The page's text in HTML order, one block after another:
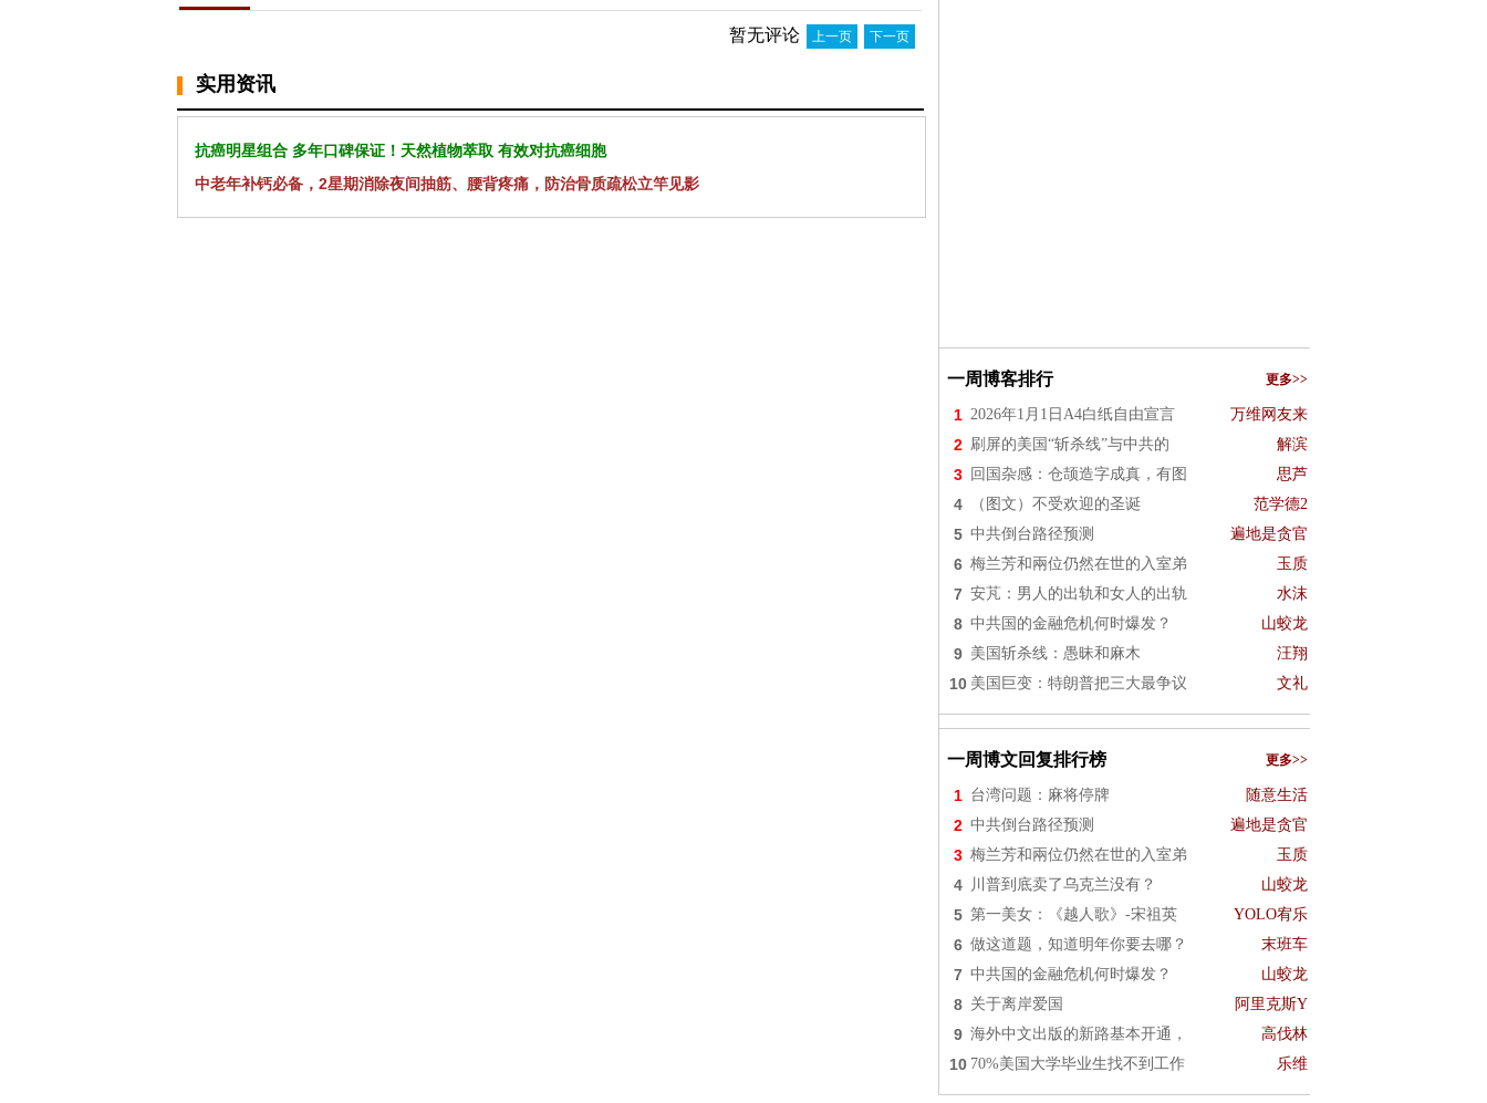
暂无评论 上一页 下一页
实用资讯
抗癌明星组合 多年口碑保证！天然植物萃取 有效对抗癌细胞
中老年补钙必备，2星期消除夜间抽筋、腰背疼痛，防治骨质疏松立竿见影
一周博客排行 更多>>
1 2026年1月1日A4白纸自由宣言 万维网友来
2 刷屏的美国“斩杀线”与中共的 解滨
3 回国杂感：仓颉造字成真，有图 思芦
4 （图文）不受欢迎的圣诞 范学德2
5 中共倒台路径预测 遍地是贪官
6 梅兰芳和兩位仍然在世的入室弟 玉质
7 安芃：男人的出轨和女人的出轨 水沫
8 中共国的金融危机何时爆发？ 山蛟龙
9 美国斩杀线：愚昧和麻木 汪翔
10 美国巨变：特朗普把三大最争议 文礼
一周博文回复排行榜 更多>>
1 台湾问题：麻将停牌 随意生活
2 中共倒台路径预测 遍地是贪官
3 梅兰芳和兩位仍然在世的入室弟 玉质
4 川普到底卖了乌克兰没有？ 山蛟龙
5 第一美女：《越人歌》-宋祖英 YOLO宥乐
6 做这道题，知道明年你要去哪？ 末班车
7 中共国的金融危机何时爆发？ 山蛟龙
8 关于离岸爱国 阿里克斯Y
9 海外中文出版的新路基本开通， 高伐林
10 70%美国大学毕业生找不到工作 乐维